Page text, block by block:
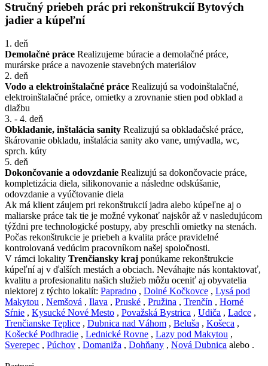
Stručný priebeh prác pri rekonštrukcií Bytových
jadier a kúpeľní
1. deň
Demolačné práce Realizujeme búracie a demolačné práce,
murárske práce a navozenie stavebných materiálov
2. deň
Vodo a elektroinštalačné práce Realizujú sa vodoinštalačné,
elektroinštalačné práce, omietky a zrovnanie stien pod obklad a
dlažbu
3. - 4. deň
Obkladanie, inštalácia sanity Realizujú sa obkladačské práce,
škárovanie obkladu, inštalácia sanity ako vane, umývadla, wc,
sprch. kúty
5. deň
Dokončovanie a odovzdanie Realizujú sa dokončovacie práce,
kompletizácia diela, silikonovanie a následne odskúšanie,
odovzdanie a vyúčtovanie diela
Ak má klient záujem pri rekonštrukcií jadra alebo kúpeľne aj o
maliarske práce tak tie je možné vykonať najskôr až v nasledujúcom
týždni pre technologické postupy, aby preschli omietky na stenách.
Počas rekonštrukcie je priebeh a kvalita práce pravidelné
kontrolovaná vedúcim pracovníkom našej spoločnosti.
V rámci lokality Trenčiansky kraj ponúkame rekonštrukcie
kúpeľní aj v ďalších mestách a obciach. Neváhajte nás kontaktovať,
kvalitu a profesionalitu našich služieb môžu oceniť aj obyvatelia
niektorej z týchto lokalít: Papradno , Dolné Kočkovce , Lysá pod
Makytou , Nemšová , Ilava , Pruské , Pružina , Trenčín , Horné
Sŕnie , Kysucké Nové Mesto , Považská Bystrica , Udiča , Ladce ,
Trenčianske Teplice , Dubnica nad Váhom , Beluša , Košeca ,
Košecké Podhradie , Lednické Rovne , Lazy pod Makytou ,
Sverepec , Púchov , Domaniža , Dohňany , Nová Dubnica alebo .